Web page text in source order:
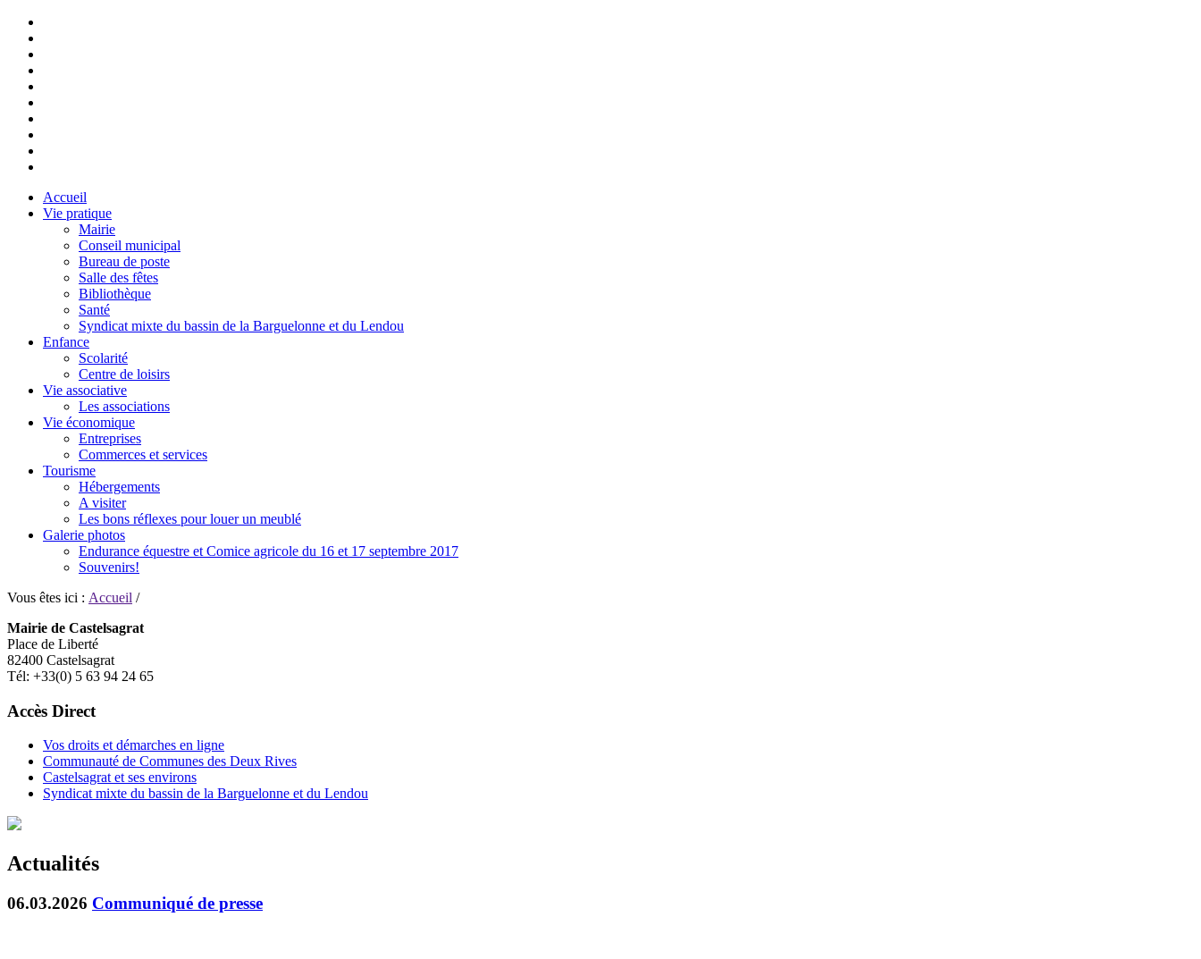
Accueil
Vie pratique
Mairie
Conseil municipal
Bureau de poste
Salle des fêtes
Bibliothèque
Santé
Syndicat mixte du bassin de la Barguelonne et du Lendou
Enfance
Scolarité
Centre de loisirs
Vie associative
Les associations
Vie économique
Entreprises
Commerces et services
Tourisme
Hébergements
A visiter
Les bons réflexes pour louer un meublé
Galerie photos
Endurance équestre et Comice agricole du 16 et 17 septembre 2017
Souvenirs!
Vous êtes ici : Accueil /
Mairie de Castelsagrat
Place de Liberté
82400 Castelsagrat
Tél: +33(0) 5 63 94 24 65
Accès Direct
Vos droits et démarches en ligne
Communauté de Communes des Deux Rives
Castelsagrat et ses environs
Syndicat mixte du bassin de la Barguelonne et du Lendou
Actualités
06.03.2026 Communiqué de presse